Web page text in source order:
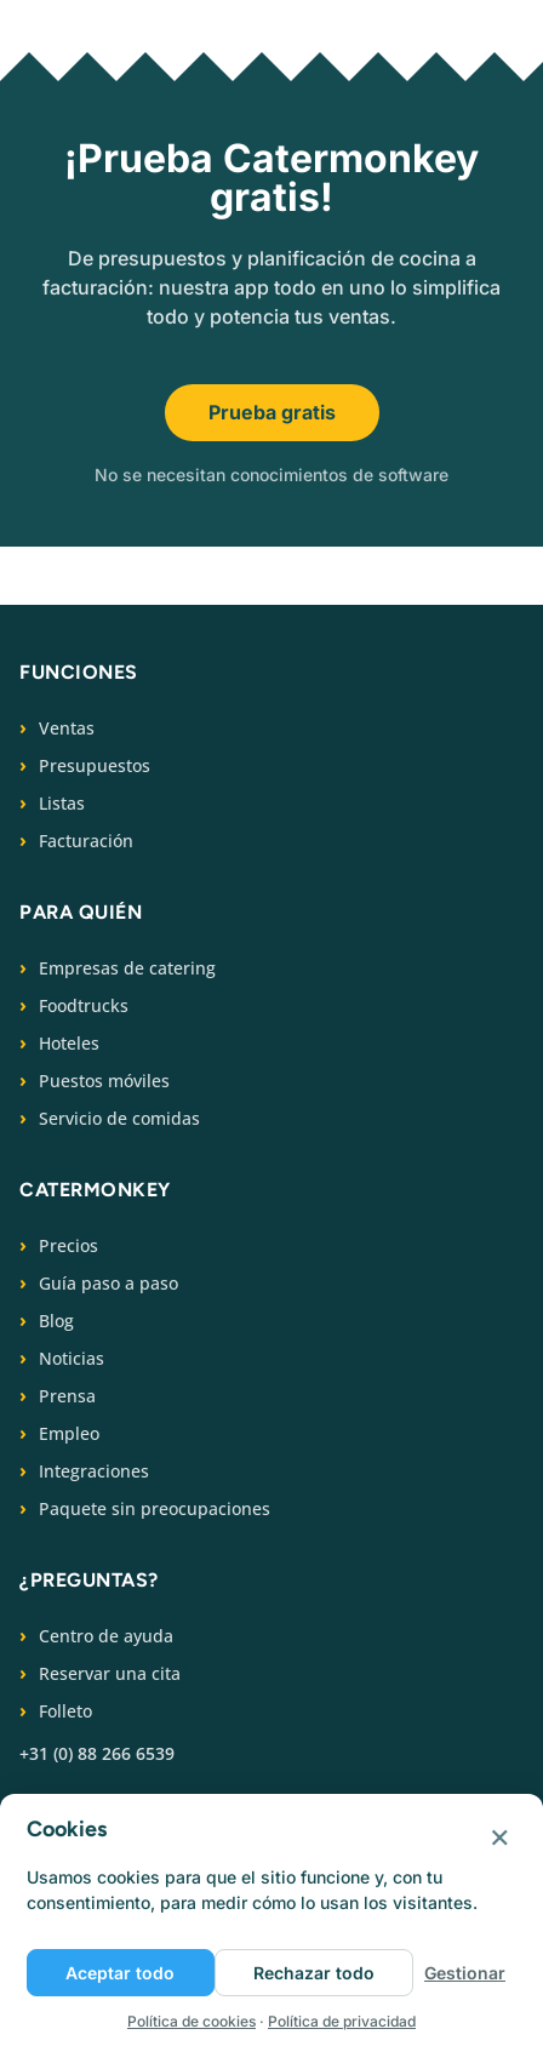
¡Prueba Catermonkey
gratis!
De presupuestos y planificación de cocina a
facturación: nuestra app todo en uno lo simplifica
todo y potencia tus ventas.
Prueba gratis
No se necesitan conocimientos de software
FUNCIONES
Ventas
Presupuestos
Listas
Facturación
PARA QUIÉN
Empresas de catering
Foodtrucks
Hoteles
Puestos móviles
Servicio de comidas
CATERMONKEY
Precios
Guía paso a paso
Blog
Noticias
Prensa
Empleo
Integraciones
Paquete sin preocupaciones
¿PREGUNTAS?
Centro de ayuda
Reservar una cita
Folleto
+31 (0) 88 266 6539
© Catermonkey
Política de privacidadPolítica de cookiesCondiciones de uso
Cookies ×
Usamos cookies para que el sitio funcione y, con tu
consentimiento, para medir cómo lo usan los visitantes.
Aceptar todo Rechazar todo Gestionar
Política de cookies · Política de privacidad